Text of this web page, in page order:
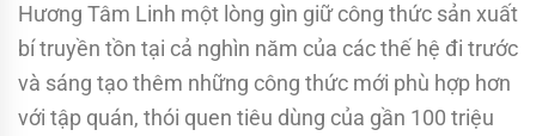
Hương Tâm Linh một lòng gìn giữ công thức sản xuất
bí truyền tồn tại cả nghìn năm của các thế hệ đi trước
và sáng tạo thêm những công thức mới phù hợp hơn
với tập quán, thói quen tiêu dùng của gần 100 triệu